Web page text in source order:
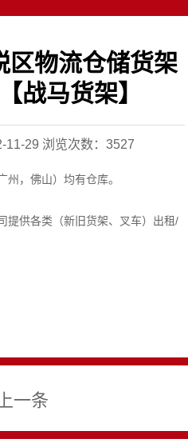
区物流仓储货架
战马货架】
11-29 浏览次数：3527
州，佛山）均有仓库。
提供各类（新旧货架、叉车）出租/
上一条